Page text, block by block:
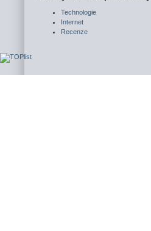
Technologie
Internet
Recenze